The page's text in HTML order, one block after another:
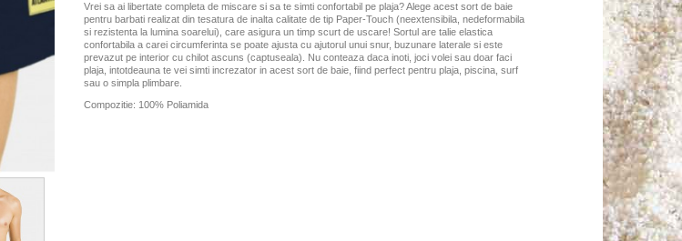
Vrei sa ai libertate completa de miscare si sa te simti confortabil pe plaja? Alege acest sort de baie
pentru barbati realizat din tesatura de inalta calitate de tip Paper-Touch (neextensibila, nedeformabila
si rezistenta la lumina soarelui), care asigura un timp scurt de uscare! Sortul are talie elastica
confortabila a carei circumferinta se poate ajusta cu ajutorul unui snur, buzunare laterale si este
prevazut pe interior cu chilot ascuns (captuseala). Nu conteaza daca inoti, joci volei sau doar faci
plaja, intotdeauna te vei simti increzator in acest sort de baie, fiind perfect pentru plaja, piscina, surf
sau o simpla plimbare.
Compozitie: 100% Poliamida